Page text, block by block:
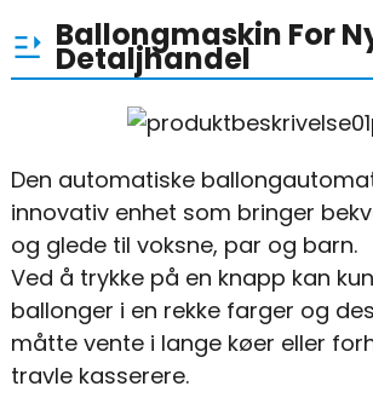
Ballongmaskin For
Detaljhandel
Den automatiske
innovativ enhet som bringer
og glede til voksne, par og barn.
Ved å trykke på en knapp kan
ballonger i en rekke farger og
måtte vente i lange køer eller
travle kasserere.